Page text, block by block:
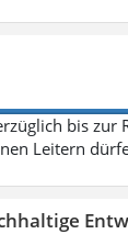
bis zur
Leitern